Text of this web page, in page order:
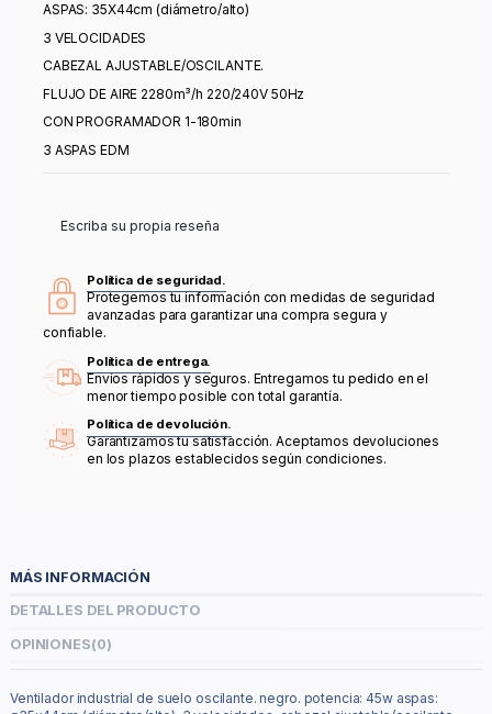
ASPAS: 35X44cm (diámetro/alto)
3 VELOCIDADES
CABEZAL AJUSTABLE/OSCILANTE.
FLUJO DE AIRE 2280m³/h 220/240V 50Hz
CON PROGRAMADOR 1-180min
3 ASPAS EDM
Escriba su propia reseña
Política de seguridad.
Protegemos tu información con medidas de seguridad
avanzadas para garantizar una compra segura y
confiable.
Política de entrega.
Envíos rápidos y seguros. Entregamos tu pedido en el
menor tiempo posible con total garantía.
Política de devolución.
Garantizamos tu satisfacción. Aceptamos devoluciones
en los plazos establecidos según condiciones.
MÁS INFORMACIÓN
DETALLES DEL PRODUCTO
OPINIONES(0)
Ventilador industrial de suelo oscilante. negro. potencia: 45w aspas: